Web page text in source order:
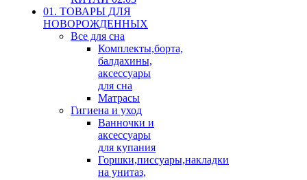
01. ТОВАРЫ ДЛЯ
НОВОРОЖДЕННЫХ
Все для сна
Комплекты,борта,
балдахины,
аксессуары
для сна
Матрасы
Гигиена и уход
Ванночки и
аксессуары
для купания
Горшки,писсуары,накладки
на унитаз,